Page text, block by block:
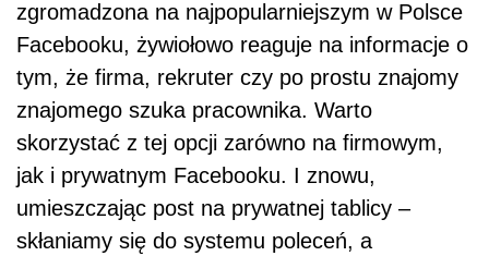
zgromadzona na najpopularniejszym w Polsce
Facebooku, żywiołowo reaguje na informacje o
tym, że firma, rekruter czy po prostu znajomy
znajomego szuka pracownika. Warto
skorzystać z tej opcji zarówno na firmowym,
jak i prywatnym Facebooku. I znowu,
umieszczając post na prywatnej tablicy –
skłaniamy się do systemu poleceń, a